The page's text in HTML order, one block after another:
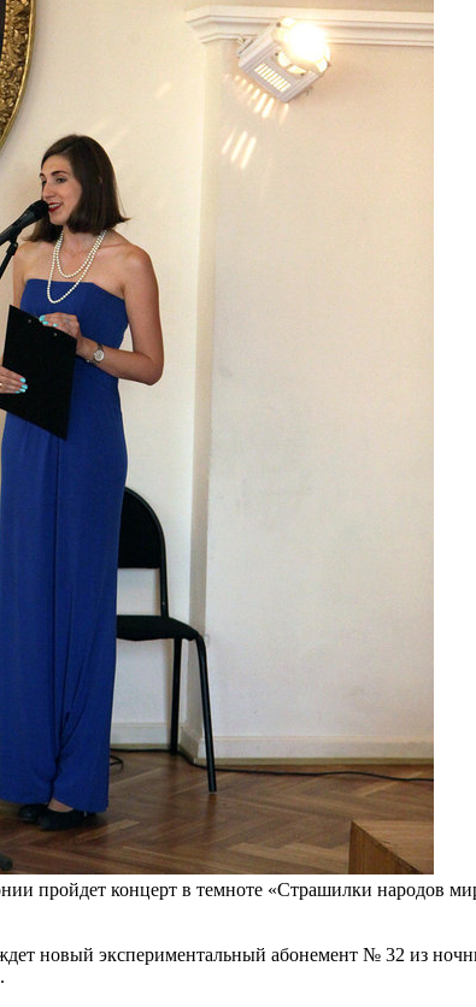
пройдет концерт в темноте «Страшилки народов
новый экспериментальный абонемент № 32 из